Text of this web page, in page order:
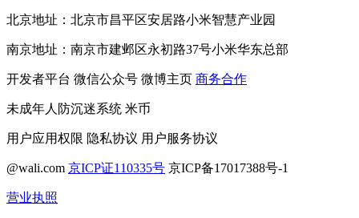
北京地址：北京市昌平区安居路小米智慧产业园
南京地址：南京市建邺区永初路37号小米华东总部
开发者平台 微信公众号 微博主页 商务合作
未成年人防沉迷系统 米币
用户应用权限 隐私协议 用户服务协议
@wali.com 京ICP证110335号 京ICP备17017388号-1
营业执照